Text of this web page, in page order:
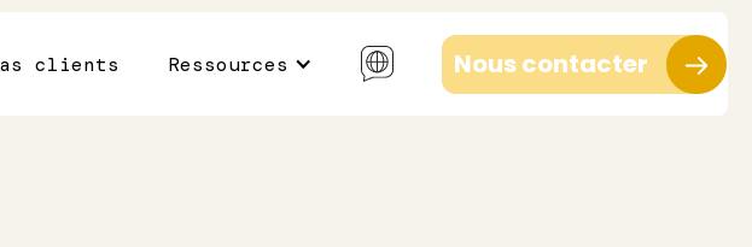
clients Ressources Nous contacter